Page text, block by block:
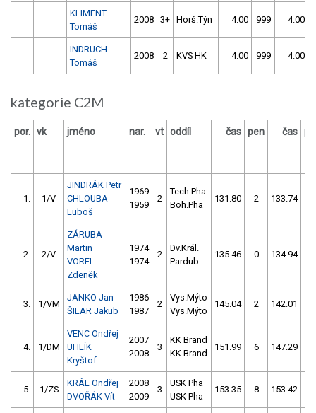
KLIMENT
Tomáš
2008 3+ Horš.Týn 4.00 999 4.00
INDRUCH
Tomáš
2008 2 KVS HK 4.00 999 4.00
kategorie C2M
por. vk jméno nar. vt oddíl čas pen čas
1. 1/V
JINDRÁK Petr
CHLOUBA
Luboš
1969
1959
2
Tech.Pha
Boh.Pha
131.80 2 133.74
2. 2/V
ZÁRUBA
Martin
VOREL
Zdeněk
1974
1974
2
Dv.Král.
Pardub.
135.46 0 134.94
3. 1/VM
JANKO Jan
ŠILAR Jakub
1986
1987
2
Vys.Mýto
Vys.Mýto
145.04 2 142.01
4. 1/DM
VENC Ondřej
UHLÍK
Kryštof
2007
2008
3
KK Brand
KK Brand
151.99 6 147.29
5. 1/ZS
KRÁL Ondřej
DVOŘÁK Vít
2008
2009
3
USK Pha
USK Pha
153.35 8 153.42